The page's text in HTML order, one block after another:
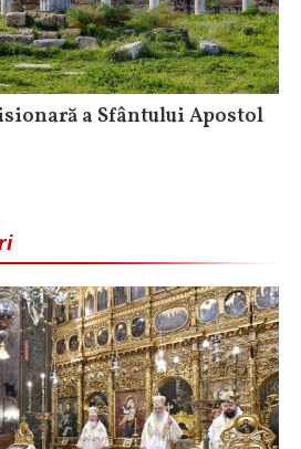
a Sfântului Apostol